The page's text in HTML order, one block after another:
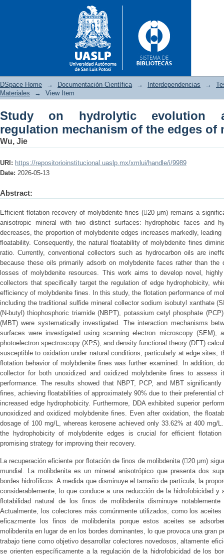
Study on hydrolytic
edges of molybdenite fines
DSpace Home → Documentación Científica → Interdependencias →
Materiales
→ View Item
Study on hydrolytic evolution
regulation mechanism of the edges of
Wu, Jie
URI: https://repositorioinstitucional.uaslp.mx/xmlui/handle/i/9989
Date: 2026-05-13
Abstract:
Efficient flotation recovery of molybdenite fines (20 μm) remains a
anisotropic mineral with two distinct surfaces: hydrophobic faces and
decreases, the proportion of molybdenite edges increases markedly,
floatability. Consequently, the natural floatability of molybdenite fines
ratio. Currently, conventional collectors such as hydrocarbon oils are
because these oils primarily adsorb on molybdenite faces rather than the
losses of molybdenite resources. This work aims to develop novel,
collectors that specifically target the regulation of edge hydrophobicity,
efficiency of molybdenite fines. In this study, the flotation performance of
including the traditional sulfide mineral collector sodium isobutyl xanthate
(N-butyl) thiophosphoric triamide (NBPT), potassium cetyl phosphate
(MBT) were systematically investigated. The interaction mechanisms
surfaces were investigated using scanning electron microscopy (SEM),
photoelectron spectroscopy (XPS), and density functional theory (DFT)
susceptible to oxidation under natural conditions, particularly at edge sites,
flotation behavior of molybdenite fines was further examined. In addition,
collector for both unoxidized and oxidized molybdenite fines to assess
performance. The results showed that NBPT, PCP, and MBT
fines, achieving floatabilities of approximately 90% due to their preferential
increased edge hydrophobicity. Furthermore, DDA exhibited superior
unoxidized and oxidized molybdenite fines. Even after oxidation, the
dosage of 100 mg/L, whereas kerosene achieved only 33.62% at 400 mg/
the hydrophobicity of molybdenite edges is crucial for efficient
promising strategy for improving their recovery.
La recuperación eficiente por flotación de finos de molibdenita (20 μm)
mundial. La molibdenita es un mineral anisotrópico que presenta dos
bordes hidrofílicos. A medida que disminuye el tamaño de partícula, la
considerablemente, lo que conduce a una reducción de la hidrofobicidad
flotabilidad natural de los finos de molibdenita disminuye
Actualmente, los colectores más comúnmente utilizados, como los aceites
eficazmente los finos de molibdenita porque estos aceites se
molibdenita en lugar de en los bordes dominantes, lo que provoca una gran
trabajo tiene como objetivo desarrollar colectores novedosos, altamente
se orienten específicamente a la regulación de la hidrofobicidad de los